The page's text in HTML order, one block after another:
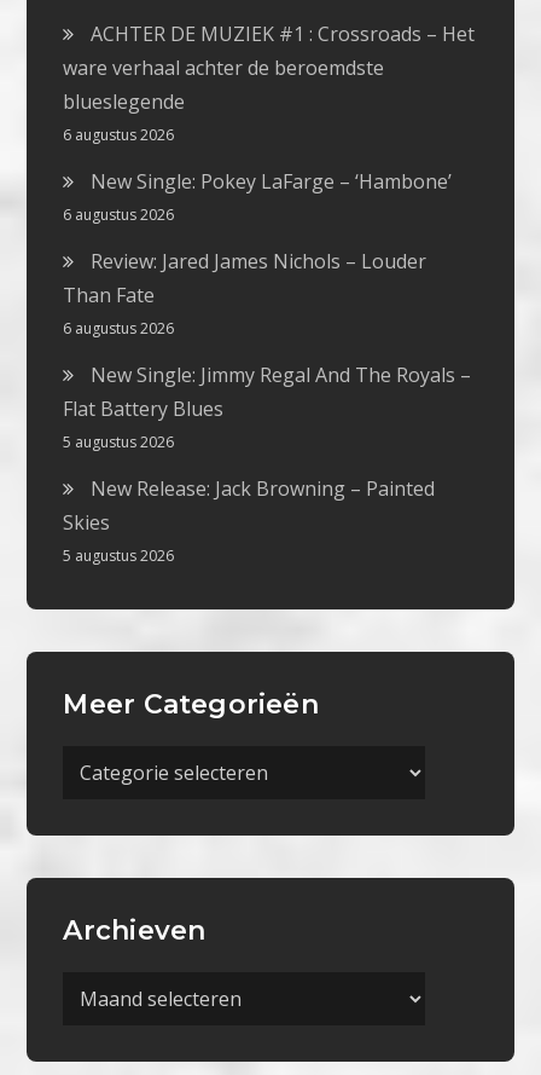
ACHTER DE MUZIEK #1 : Crossroads – Het
ware verhaal achter de beroemdste
blueslegende
6 augustus 2026
New Single: Pokey LaFarge – ‘Hambone’
6 augustus 2026
Review: Jared James Nichols – Louder
Than Fate
6 augustus 2026
New Single: Jimmy Regal And The Royals –
Flat Battery Blues
5 augustus 2026
New Release: Jack Browning – Painted
Skies
5 augustus 2026
Meer Categorieën
Meer
Archieven
Archieven